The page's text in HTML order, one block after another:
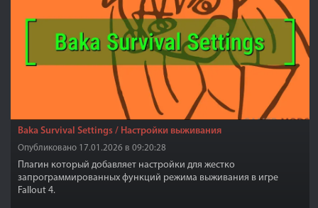
Baka Survival Settings / Настройки выживания
Опубликовано 17.01.2026 в 09:20:28
Плагин который добавляет настройки для жестко
запрограммированных функций режима выживания в игре
Fallout 4.